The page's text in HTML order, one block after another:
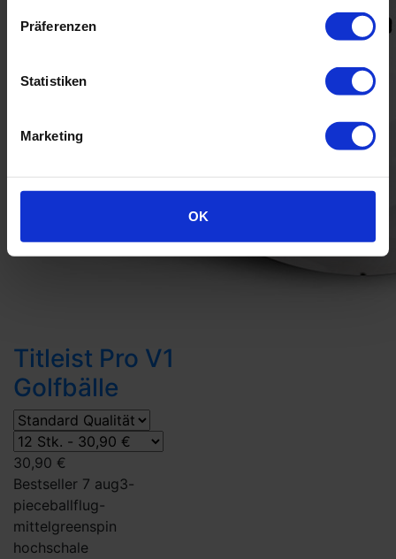
Präferenzen
Statistiken
Marketing
OK
Titleist Pro V1
Golfbälle
30,90 €
Bestseller 7 aug3-
pieceballflug-
mittelgreenspin
hochschale